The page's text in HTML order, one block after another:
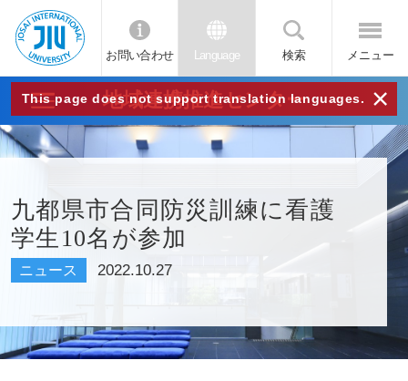
JIU
城西
国際
大学
お問い合わせ Language 検索 メニュー
This page does not support translation languages. ×
地域連携推進センター
九都県市合同防災訓練に看護
学生10名が参加
ニュース 2022.10.27